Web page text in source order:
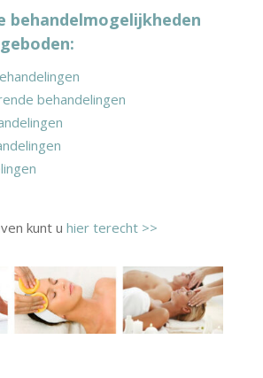
behandelmogelijkheden
behandelingen
kunt u hier terecht >>